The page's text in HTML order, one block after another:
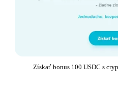
Získať bonus 100 USDC s